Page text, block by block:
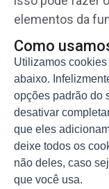
elementos da
Como
Utilizamos
abaixo.
opções padrão do
desativar
que eles
deixe todos os
não deles, caso
que você usa.